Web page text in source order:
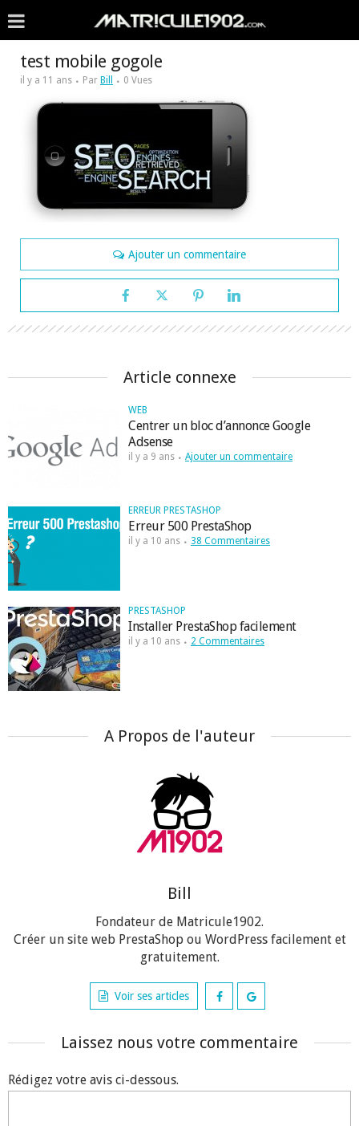
test mobile gogole
il y a 11 ans Par Bill 0 Vues
Ajouter un commentaire
Article connexe
WEB
Centrer un bloc d’annonce Google
Adsense
il y a 9 ans Ajouter un commentaire
ERREUR PRESTASHOP
Erreur 500 PrestaShop
il y a 10 ans 38 Commentaires
PRESTASHOP
Installer PrestaShop facilement
il y a 10 ans 2 Commentaires
A Propos de l'auteur
Bill
Fondateur de Matricule1902.
Créer un site web PrestaShop ou WordPress facilement et
gratuitement.
Voir ses articles
Laissez nous votre commentaire
Rédigez votre avis ci-dessous.